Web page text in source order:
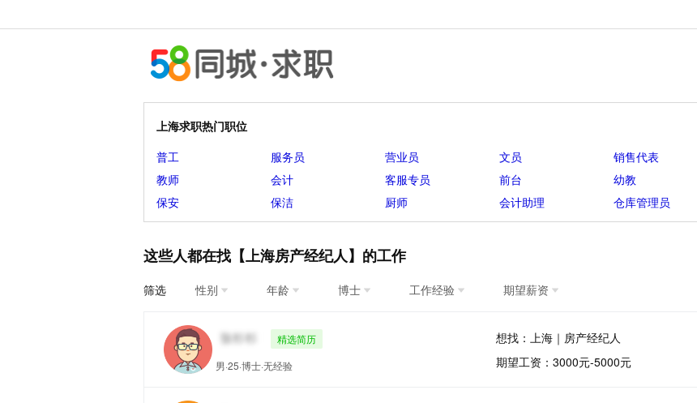
上海求职热门职位
普工 服务员 营业员 文员 销售代表
教师
会计 客服专员 前台 幼教
保安
保洁 厨师 会计助理 仓库管理员
这些人都在找【上海房产经纪人】的工作
筛选 性别 年龄 博士 工作经验 期望薪资
精选简历
男·25·博士·无经验
想找：上海｜房产经纪人
期望工资：3000元-5000元